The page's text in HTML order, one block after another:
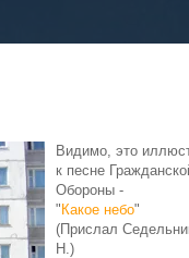
Видимо, это
к песне
Обороны -
" Какое небо"
(Прислал
Н.)